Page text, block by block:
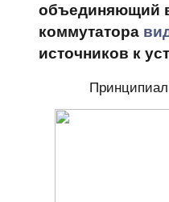
объединяющий
коммутатора
источников к